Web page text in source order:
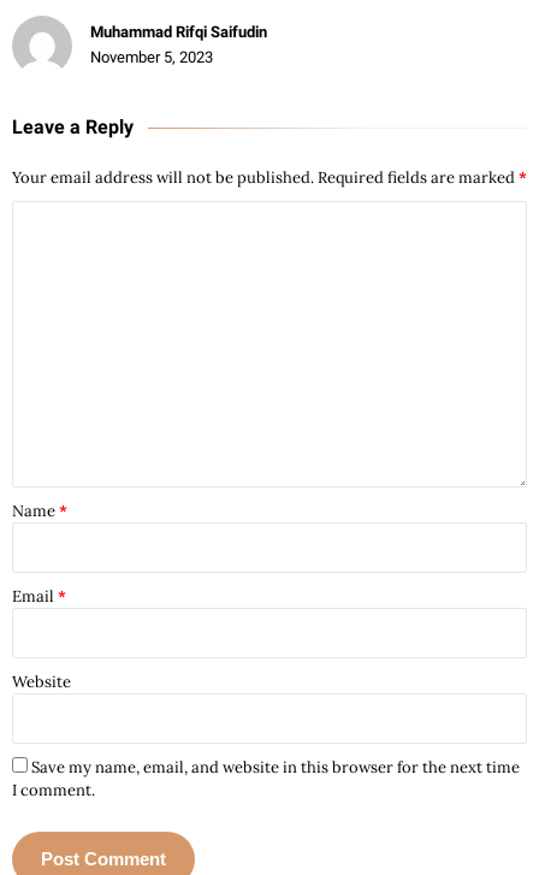
Muhammad Rifqi Saifudin
November 5, 2023
Leave a Reply
Your email address will not be published.Required fields are marked*
Name*
Email *
Website
Save my name, email, and website in this browser for the next time
I comment.